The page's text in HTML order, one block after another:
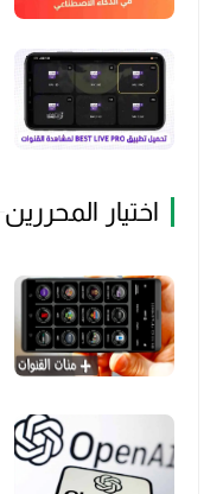
اختيار المحررين